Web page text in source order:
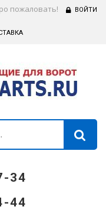
пожаловать! ВОЙТИ
34
44